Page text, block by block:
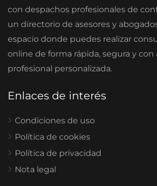
con despachos profesionales de
un directorio de asesores y
espacio donde puedes realizar
online de forma rápida, segura y
profesional personalizada.
Enlaces de interés
Condiciones de uso
Política de cookies
Política de privacidad
Nota legal